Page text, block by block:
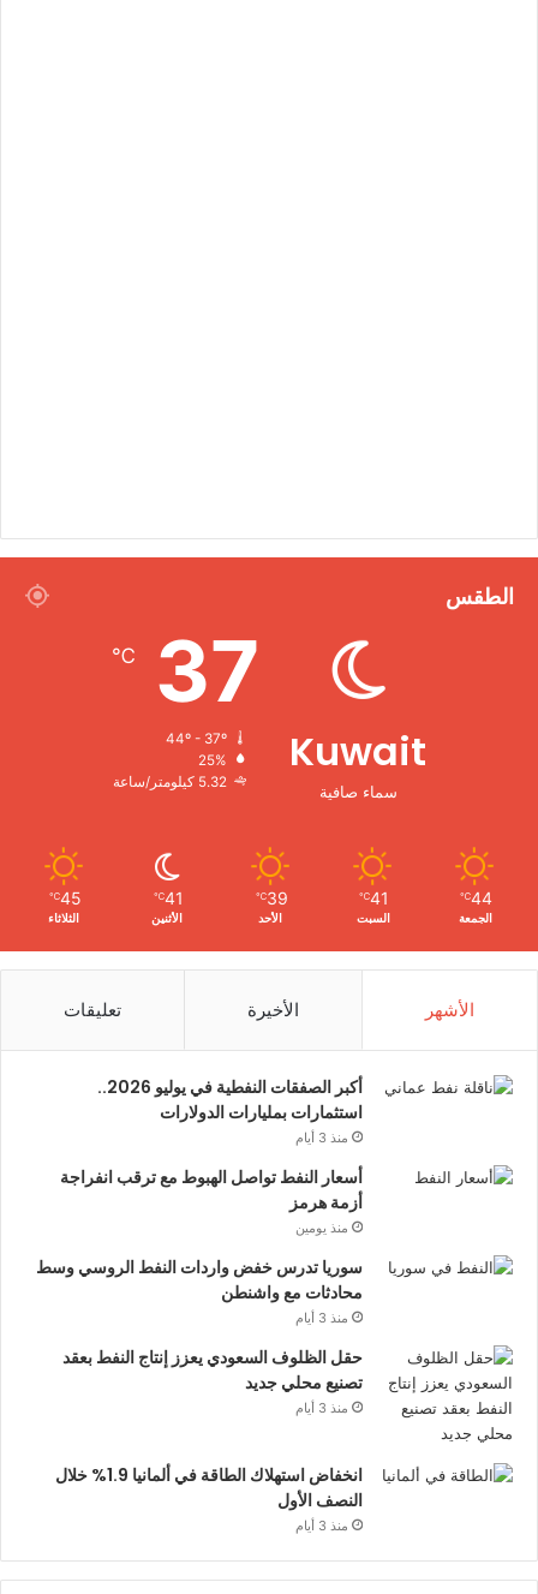
الطقس
Kuwait
سماء صافية
37
℃
25%
5.32 كيلومتر/ساعة
44
℃
الجمعة
41
℃
السبت
39
℃
الأحد
41
℃
الأثنين
45
℃
الثلاثاء
الأشهر الأخيرة تعليقات
أكبر الصفقات النفطية في يوليو 2026..
استثمارات بمليارات الدولارات
منذ 3 أيام
أسعار النفط تواصل الهبوط مع ترقب انفراجة
أزمة هرمز
منذ يومين
سوريا تدرس خفض واردات النفط الروسي وسط
محادثات مع واشنطن
منذ 3 أيام
حقل الظلوف السعودي يعزز إنتاج النفط بعقد
تصنيع محلي جديد
منذ 3 أيام
انخفاض استهلاك الطاقة في ألمانيا 1.9% خلال
النصف الأول
منذ 3 أيام